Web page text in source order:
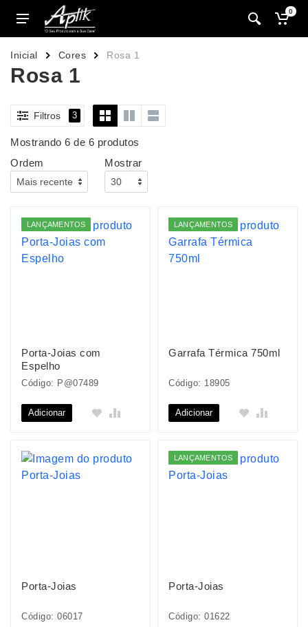
0
Inicial Cores Rosa 1
Rosa 1
Filtros 3
Mostrando 6 de 6 produtos
Ordem
Mostrar
LANÇAMENTOS
Porta-Joias com
Espelho
Código: P@07489
Adicionar
LANÇAMENTOS
Garrafa Térmica 750ml
Código: 18905
Adicionar
Porta-Joias
Código: 06017
LANÇAMENTOS
Porta-Joias
Código: 01622